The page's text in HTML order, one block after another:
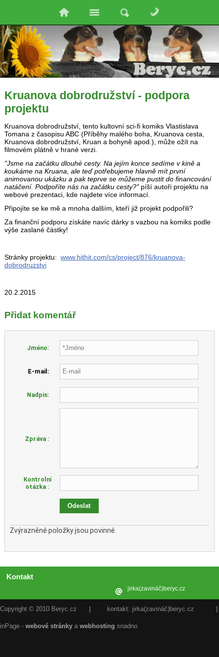
Kruanova dobrodružství - podpora
projektu
Kruanova dobrodružství, tento kultovní sci-fi komiks Vlastislava
Tomana z časopisu ABC (Příběhy malého boha, Kruanova cesta,
Kruanova dobrodružství, Kruan a bohyně apod.), může ožít na
filmovém plátně v hrané verzi.
"Jsme na začátku dlouhé cesty. Na jejím konce sedíme v kině a
koukáme na Kruana, ale teď potřebujeme hlavně mít první
animovanou ukázku a pak teprve se můžeme pustit do financování
natáčení. Podpoříte nás na začátku cesty?"píší autoři projektu na
webové prezentaci, kde najdete více informací.
Připojíte se ke mě a mnoha dalším, kteří již projekt podpořili?
Za finanční podporu získáte navíc dárky s vazbou na komiks podle
výše zaslané částky!
Stránky projektu: www.hithit.com/cs/project/876/kruanova-
dobrodruzstvi
20.2.2015
Přidat komentář
Jméno:
E-mail:
Nadpis:
Zpráva :
Kontrolní
otázka :
Zvýrazněné položky jsou povinné.
Kontakt
jirka(zavináč)beryc.cz
Copyright © 2010 Beryc.cz | kontakt: jirka(zavináč)beryc.cz |
inPage - webové stránky a webhosting snadno